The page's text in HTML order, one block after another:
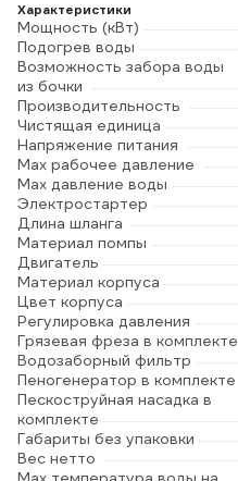
Характеристики
Мощность (кВт)
Подогрев воды
Возможность забора воды
из бочки
Производительность
Чистящая единица
Напряжение питания
Мах рабочее давление
Max давление воды
Электростартер
Длина шланга
Материал помпы
Двигатель
Материал корпуса
Цвет корпуса
Регулировка давления
Грязевая фреза в комплекте
Водозаборный фильтр
Пеногенератор в комплекте
Пескоструйная насадка в
комплекте
Габариты без упаковки
Вес нетто